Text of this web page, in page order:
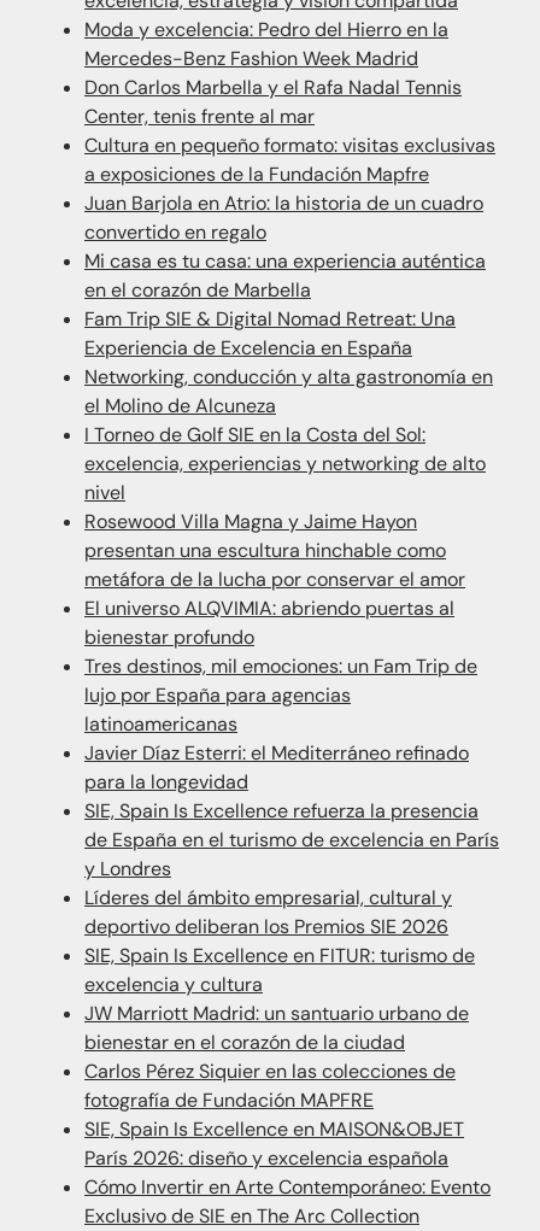
Moda y excelencia: Pedro del Hierro en la
Mercedes-Benz Fashion Week Madrid
Don Carlos Marbella y el Rafa Nadal Tennis
Center, tenis frente al mar
Cultura en pequeño formato: visitas exclusivas
a exposiciones de la Fundación Mapfre
Juan Barjola en Atrio: la historia de un cuadro
convertido en regalo
Mi casa es tu casa: una experiencia auténtica
en el corazón de Marbella
Fam Trip SIE & Digital Nomad Retreat: Una
Experiencia de Excelencia en España
Networking, conducción y alta gastronomía en
el Molino de Alcuneza
I Torneo de Golf SIE en la Costa del Sol:
excelencia, experiencias y networking de alto
nivel
Rosewood Villa Magna y Jaime Hayon
presentan una escultura hinchable como
metáfora de la lucha por conservar el amor
El universo ALQVIMIA: abriendo puertas al
bienestar profundo
Tres destinos, mil emociones: un Fam Trip de
lujo por España para agencias
latinoamericanas
Javier Díaz Esterri: el Mediterráneo refinado
para la longevidad
SIE, Spain Is Excellence refuerza la presencia
de España en el turismo de excelencia en París
y Londres
Líderes del ámbito empresarial, cultural y
deportivo deliberan los Premios SIE 2026
SIE, Spain Is Excellence en FITUR: turismo de
excelencia y cultura
JW Marriott Madrid: un santuario urbano de
bienestar en el corazón de la ciudad
Carlos Pérez Siquier en las colecciones de
fotografía de Fundación MAPFRE
SIE, Spain Is Excellence en MAISON&OBJET
París 2026: diseño y excelencia española
Cómo Invertir en Arte Contemporáneo: Evento
Exclusivo de SIE en The Arc Collection